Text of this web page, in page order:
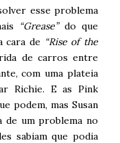
esse problema
“Grease”do que
cara de “Rise of the
de carros entre
com uma plateia
Richie. E as Pink
podem, mas Susan
de um problema no
sabiam que podia